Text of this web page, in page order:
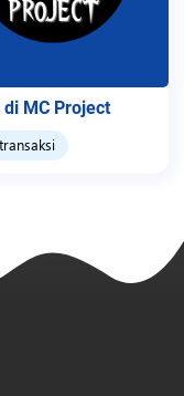
MC Project
transaksi